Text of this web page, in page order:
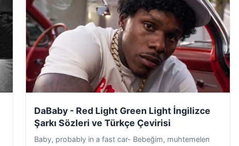
DaBaby - Red Light Green Light İngilizce
Şarkı Sözleri ve Türkçe Çevirisi
Baby, probably in a fast car- Bebeğim, muhtemelen